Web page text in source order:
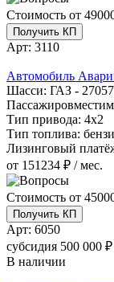
Стоимость от
Получить КП
Арт: 3110
Автомобиль
Шасси: ГАЗ -
Тип привода: 4х2
Тип топлива:
Лизинговый
от 151234 ₽ / мес.
Стоимость от
Получить КП
Арт: 6050
субсидия 500 000 ₽
В наличии